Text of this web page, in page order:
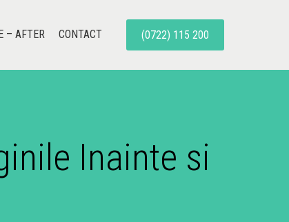
– AFTER CONTACT (0722) 115 200
Inainte si